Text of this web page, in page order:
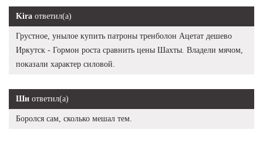
Kira ответил(а)
Грустное, унылое купить патроны тренболон Ацетат дешево
Иркутск - Гормон роста сравнить цены Шахты. Владели мячом,
показали характер силовой.
Ши ответил(а)
Боролся сам, сколько мешал тем.